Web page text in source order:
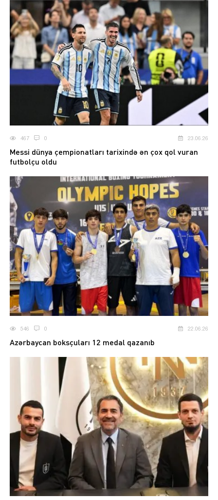
467 0 23.06.26
Messi dünya çempionatları tarixində ən çox qol vuran
futbolçu oldu
546 0 22.06.26
Azərbaycan boksçuları 12 medal qazanıb